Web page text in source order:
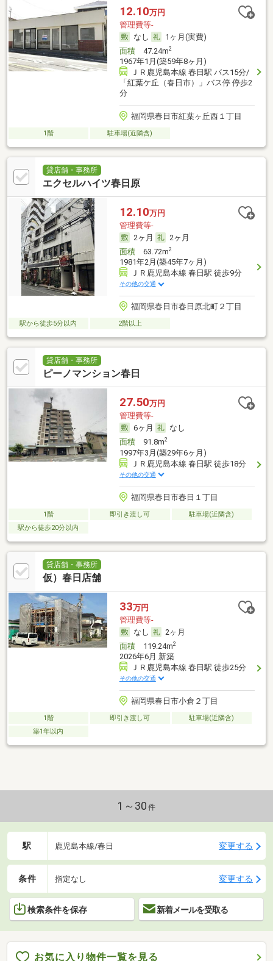
12.10万円
管理費等-
なし
1ヶ月(実費)
面積47.24m2
1967年1月(築59年8ヶ月)
ＪＲ鹿児島本線 春日駅 バス15分/
「紅葉ケ丘（春日市）」バス停 停歩2
分
福岡県春日市紅葉ヶ丘西１丁目
1階 駐車場(近隣含)
貸店舗・事務所
エクセルハイツ春日原
12.10万円
管理費等-
2ヶ月
2ヶ月
面積63.72m2
1981年2月(築45年7ヶ月)
ＪＲ鹿児島本線 春日駅 徒歩9分
その他の交通
福岡県春日市春日原北町２丁目
駅から徒歩5分以内 2階以上
貸店舗・事務所
ピーノマンション春日
27.50万円
管理費等-
6ヶ月
なし
面積91.8m2
1997年3月(築29年6ヶ月)
ＪＲ鹿児島本線 春日駅 徒歩18分
その他の交通
福岡県春日市春日１丁目
1階 即引き渡し可
駐車場(近隣含)
駅から徒歩20分以内
貸店舗・事務所
仮）春日店舗
33万円
管理費等-
なし
2ヶ月
面積119.24m2
2026年6月 新築
ＪＲ鹿児島本線 春日駅 徒歩25分
その他の交通
福岡県春日市小倉２丁目
1階 即引き渡し可
駐車場(近隣含)
築1年以内
1～30 件
駅 鹿児島本線/春日 変更する
条件 指定なし 変更する
検索条件を保存 新着メールを受取る
お気に入り物件一覧を見る